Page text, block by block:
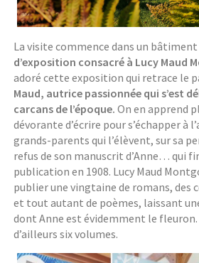
La visite commence dans un
d’exposition consacré à Lucy Maud
adoré cette exposition qui retrace le
Maud, autrice passionnée qui s’est
carcans de l’époque. On en apprend
dévorante d’écrire pour s’échapper à
grands-parents qui l’élèvent, sur sa
refus de son manuscrit d’Anne… qui
publication en 1908. Lucy Maud
publier une vingtaine de romans, des
et tout autant de poèmes, laissant
dont Anne est évidemment le fleuron.
d’ailleurs six volumes.